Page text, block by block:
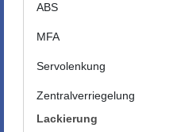
ABS
MFA
Servolenkung
Zentralverriegelung
Lackierung